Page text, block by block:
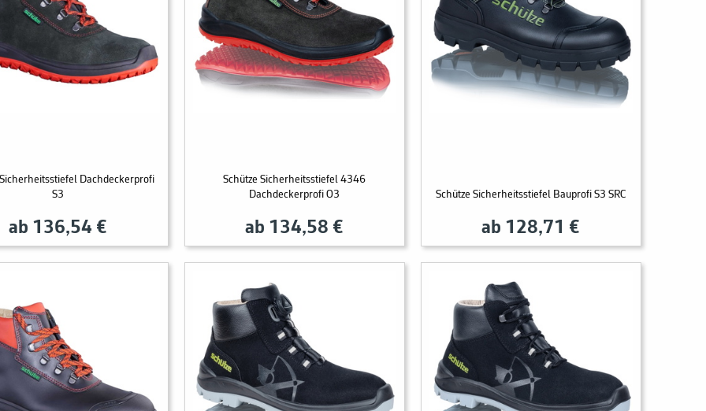
Dachdeckerprofi
S3
ab 136,54 €
Schütze Sicherheitsstiefel 4346
Dachdeckerprofi O3
ab 134,58 €
Schütze Sicherheitsstiefel Bauprofi S3 SRC
ab 128,71 €